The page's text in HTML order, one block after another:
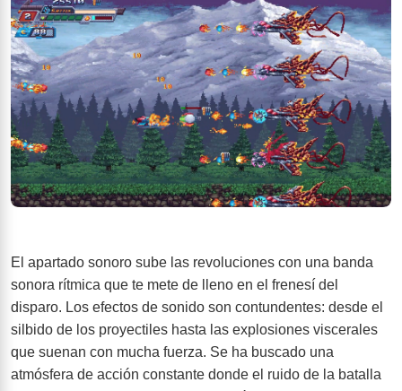
El apartado sonoro sube las revoluciones con una banda
sonora rítmica que te mete de lleno en el frenesí del
disparo. Los efectos de sonido son contundentes: desde el
silbido de los proyectiles hasta las explosiones viscerales
que suenan con mucha fuerza. Se ha buscado una
atmósfera de acción constante donde el ruido de la batalla